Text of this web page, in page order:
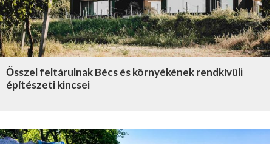
Ősszel feltárulnak Bécs és környékének rendkívüli
építészeti kincsei